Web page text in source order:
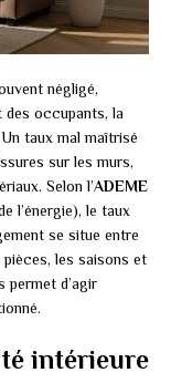
négligé,
occupants, la
taux mal maîtrisé
sur les murs,
Selon l’ADEME
l’énergie), le taux
se situe entre
les saisons et
permet d’agir
intérieure